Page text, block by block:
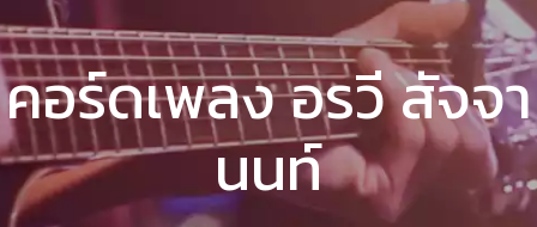
คอร์ดเพลง อรวี สัจจา
นนท์